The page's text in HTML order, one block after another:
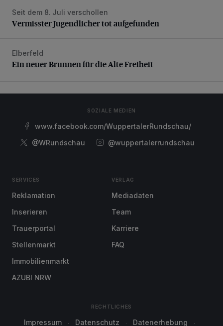
Vermisster Jugendlicher tot aufgefunden
Seit dem 8. Juli verschollen
Vermisster Jugendlicher tot aufgefunden
Ein neuer Brunnen für die Alte Freiheit
Elberfeld
Ein neuer Brunnen für die Alte Freiheit
SOZIALE MEDIEN
www.facebook.com/WuppertalerRundschau/
@WRundschau
@wuppertalerrundschau
SERVICES
Reklamation
Inserieren
Trauerportal
Stellenmarkt
Immobilienmarkt
AZUBI NRW
VERLAG
Mediadaten
Team
Karriere
FAQ
RECHTLICHES
Impressum Datenschutz Datenerhebung